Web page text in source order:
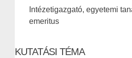
Intézetigazgató, egyetemi
emeritus
KUTATÁSI TÉMA